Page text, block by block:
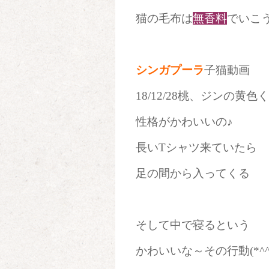
猫の毛布は無香料でいこ
シンガプーラ子猫動画
18/12/28桃、ジンの黄色
性格がかわいいの♪
長いTシャツ来ていたら
足の間から入ってくる
そして中で寝るという
かわいいな～その行動